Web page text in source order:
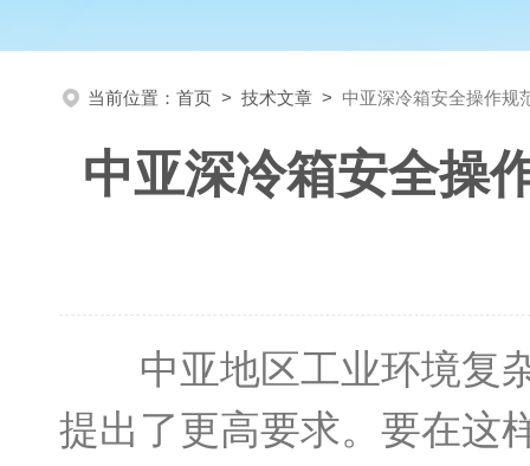
当前位置： 首页 > 技术文章 > 中亚深冷箱安全操作
中亚深冷箱安全操
中亚地区工业环境复
提出了更高要求。要在这